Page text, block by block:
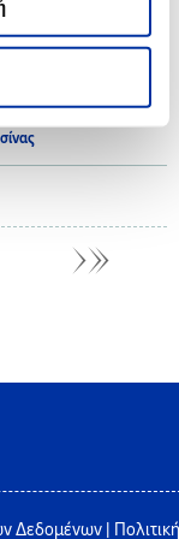
Δεδομένων Πολιτική